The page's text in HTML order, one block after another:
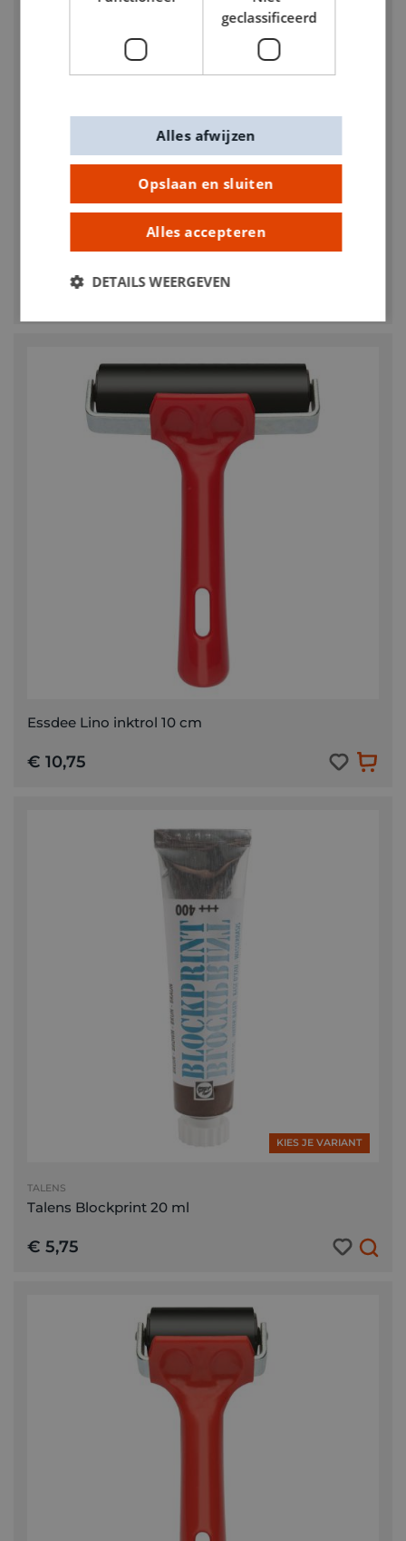
Essdee Lino Soft Cut 3 mm - 45 mm rond
Essdee Lino inktrol 10 cm
€ 10,75
KIES JE VARIANT
TALENS
Talens Blockprint 20 ml
€ 5,75
geclassificeerd
Opslaan en sluiten
Alles accepteren
Alles afwijzen
DETAILS WEERGEVEN